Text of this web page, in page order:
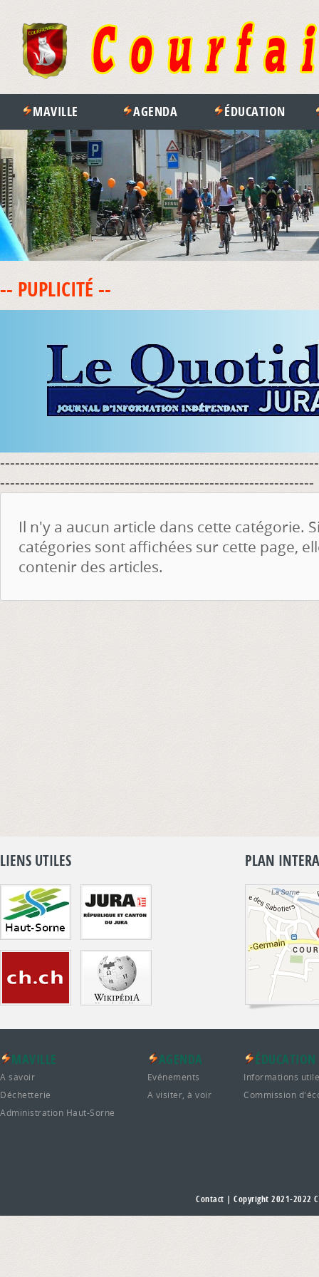
MAVILLE AGENDA ÉDUCATION
-- PUPLICITÉ --
---------------------------------------------------------------
Il n'y a aucun article dans cette catégorie.
catégories sont affichées sur cette page,
contenir des articles.
LIENS UTILES PLAN
MAVILLE
A savoir
Déchetterie
Administration Haut-Sorne
AGENDA
Evénements
A visiter, à voir
ÉDUCATION
Informations
Commission
Contact | Copyright 2021-2022